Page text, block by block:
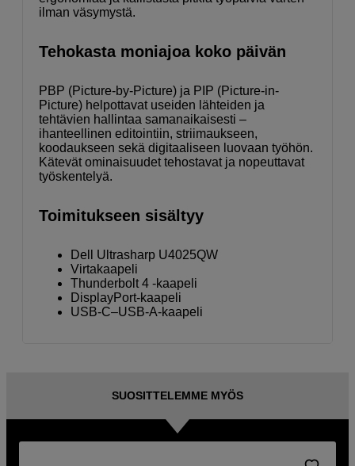
ilman väsymystä.
Tehokasta moniajoa koko päivän
PBP (Picture-by-Picture) ja PIP (Picture-in-
Picture) helpottavat useiden lähteiden ja
tehtävien hallintaa samanaikaisesti –
ihanteellinen editointiin, striimaukseen,
koodaukseen sekä digitaaliseen luovaan työhön.
Kätevät ominaisuudet tehostavat ja nopeuttavat
työskentelyä.
Toimitukseen sisältyy
Dell Ultrasharp U4025QW
Virtakaapeli
Thunderbolt 4 -kaapeli
DisplayPort-kaapeli
USB-C–USB-A-kaapeli
SUOSITTELEMME MYÖS